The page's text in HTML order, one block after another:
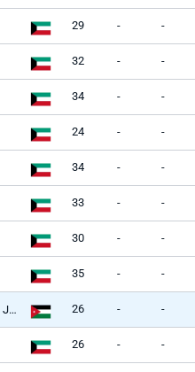
29 - -
32 - -
34 - -
24 - -
34 - -
33 - -
30 - -
35 - -
Yousef Mohammad Salem Abu Al Jazar 26 - -
26 - -